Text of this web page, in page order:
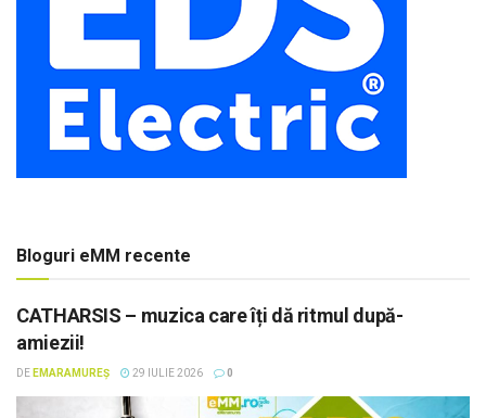
Bloguri eMM recente
CATHARSIS – muzica care îți dă ritmul după-
amiezii!
DE EMARAMUREȘ 29 IULIE 2026 0